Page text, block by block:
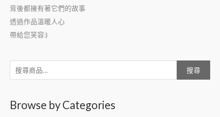
背後都擁有著它們的故事
透過作品溫暖人心
帶給您笑容:)
搜尋
Browse by Categories